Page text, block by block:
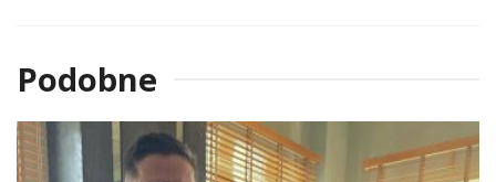
Podobne